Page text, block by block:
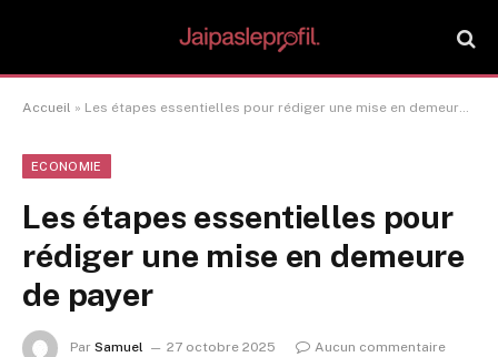
Accueil » Les étapes essentielles pour rédiger une mise en demeure de payer
ECONOMIE
Les étapes essentielles pour
rédiger une mise en demeure
de payer
Par Samuel 27 octobre 2025
Aucun commentaire